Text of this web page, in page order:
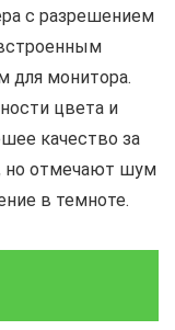
с разрешением
для монитора.
цвета и
качество за
но отмечают шум
в темноте.